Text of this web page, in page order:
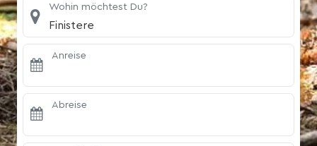
Wohin möchtest Du?
Finistere
Anreise
Abreise